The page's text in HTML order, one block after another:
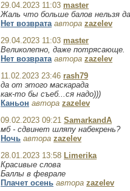
29.04.2023 11:03 master
Жаль что больше балов нельзя
Нет возврата автора zazelev
29.04.2023 11:03 master
Великолепно, даже потрясающе.
Нет возврата автора zazelev
11.02.2023 23:46 rash79
да от этого маскарада
как-то бы съеб...ся надо)))
Каньон автора zazelev
09.02.2023 09:21 SamarkandA
мб - сдвинет шляпу набекрень?
Ночь автора zazelev
28.01.2023 13:58 Limerika
Красивые слова
Баллы в феврале
Плачет осень автора zazelev